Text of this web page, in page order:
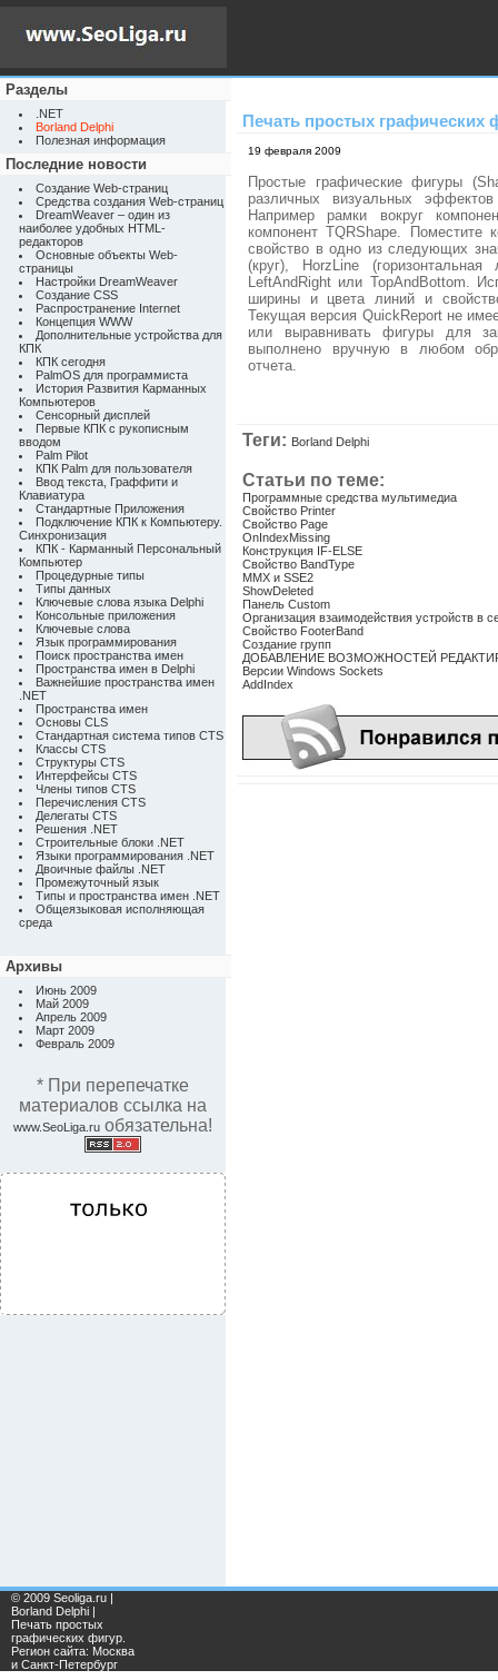
Разделы
.NET
Borland Delphi
Полезная информация
Последние новости
Создание Web-страниц
Средства создания Web-страниц
DreamWeaver – один из
наиболее удобных HTML-
редакторов
Основные объекты Web-
страницы
Настройки DreamWeaver
Создание CSS
Распространение Internet
Концепция WWW
Дополнительные устройства для
КПК
КПК сегодня
PalmOS для программиста
История Развития Карманных
Компьютеров
Сенсорный дисплей
Первые КПК с рукописным
вводом
Palm Pilot
КПК Palm для пользователя
Ввод текста, Граффити и
Клавиатура
Стандартные Приложения
Подключение КПК к Компьютеру.
Синхронизация
КПК - Карманный Персональный
Компьютер
Процедурные типы
Типы данных
Ключевые слова языка Delphi
Консольные приложения
Ключевые слова
Язык программирования
Поиск пространства имен
Пространства имен в Delphi
Важнейшие пространства имен
.NET
Пространства имен
Основы CLS
Стандартная система типов CTS
Классы CTS
Структуры CTS
Интерфейсы CTS
Члены типов CTS
Перечисления CTS
Делегаты CTS
Решения .NET
Строительные блоки .NET
Языки программирования .NET
Двоичные файлы .NET
Промежуточный язык
Типы и пространства имен .NET
Общеязыковая исполняющая
среда
Архивы
Июнь 2009
Май 2009
Апрель 2009
Март 2009
Февраль 2009
* При перепечатке
материалов ссылка на
www.SeoLiga.ru обязательна!
Печать простых графических
19 февраля 2009
Простые графические фигуры
различных визуальных
Например рамки вокруг
компонент TQRShape.
Поместите
свойство в одно из следующих
(круг), HorzLine
LeftAndRight или TopAndBottom.
ширины и цвета линий и
Текущая версия QuickReport не
или выравнивать фигуры для
выполнено вручную в любом
отчета.
Теги: Borland Delphi
Статьи по теме:
Программные средства мультимедиа
Свойство Printer
Свойство Page
OnIndexMissing
Конструкция IF-ELSE
Свойство BandType
MMX и SSE2
ShowDeleted
Панель Custom
Организация взаимодействия устройств в
Свойство FooterBand
Создание групп
ДОБАВЛЕНИЕ ВОЗМОЖНОСТЕЙ
Версии Windows Sockets
AddIndex
© 2009 Seoliga.ru |
Borland Delphi |
Печать простых
графических фигур.
Регион сайта: Москва
и Санкт-Петербург